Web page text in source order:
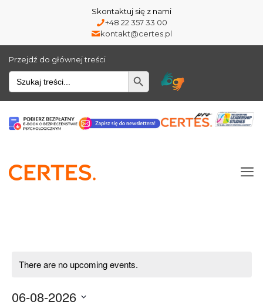
Skontaktuj się z nami
+48 22 357 33 00
kontakt@certes.pl
Przejdź do głównej treści
Wyszukiwarka
There are no upcoming events.
06-08-2026